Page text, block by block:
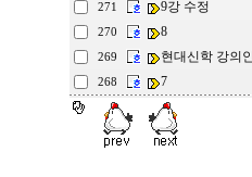
271 9강 수정
270 8
269 현대신학 강의
268 7